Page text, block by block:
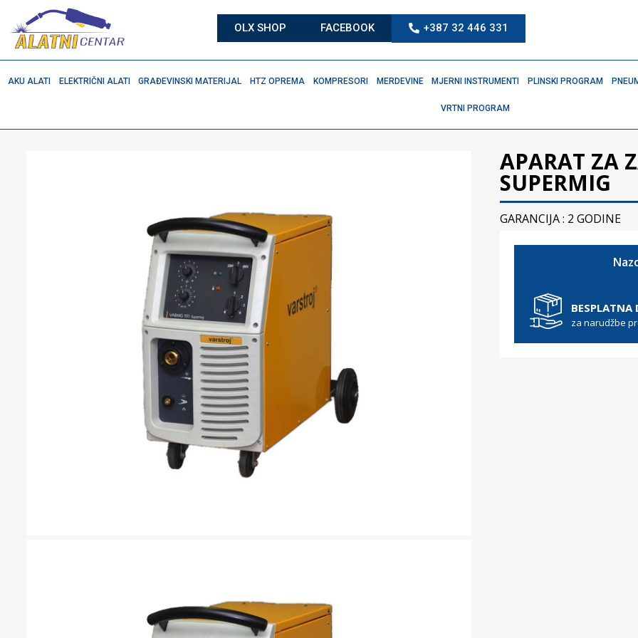
OLX SHOP FACEBOOK +387 32 446 331
AKU ALATI ELEKTRIČNI ALATI GRAĐEVINSKI MATERIJAL HTZ OPREMA KOMPRESORI MERDEVINE MJERNI INSTRUMENTI PLINSKI PROGRAM
VRTNI PROGRAM
APARAT ZA
SUPERMIG
GARANCIJA : 2 GODINE
BESPLATNA
za narudžbe